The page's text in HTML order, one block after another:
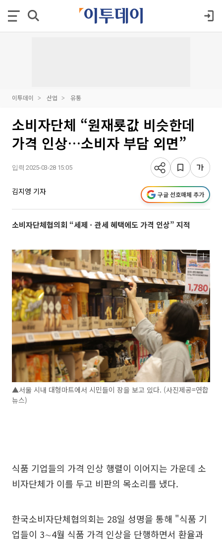
이투데이 산업 유통
소비자단체 “원재룟값 비슷한데
가격 인상…소비자 부담 외면”
입력 2025-03-28 15:05
김지영 기자 구글 선호매체 추가
소비자단체협의회 “세제ㆍ관세 혜택에도 가격 인상” 지적
▲서울 시내 대형마트에서 시민들이 장을 보고 있다. (사진제공=연합
뉴스)
식품 기업들의 가격 인상 행렬이 이어지는 가운데 소
비자단체가 이를 두고 비판의 목소리를 냈다.
한국소비자단체협의회는 28일 성명을 통해 "식품 기
업들이 3∼4월 식품 가격 인상을 단행하면서 환율과